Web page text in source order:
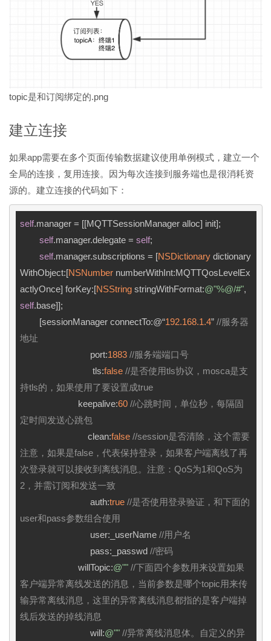
topic是和订阅绑定的.png
建立连接
如果app需要在多个页面传输数据建议使用单例模式，建立一个
全局的连接，复用连接。因为每次连接到服务端也是很消耗资
源的。建立连接的代码如下：
self.manager = [[MQTTSessionManager alloc] init];
self.manager.delegate = self;
self.manager.subscriptions = [NSDictionary dictionary
WithObject:[NSNumber numberWithInt:MQTTQosLevelEx
actlyOnce] forKey:[NSString stringWithFormat:@"%@/#"
self.base]];
        [sessionManager connectTo:@“
192.168.1.4” //服务器
地址
                             port:
1883 //服务端端口号
                              tls:
false //是否使用tls协议，mosca是支
持tls的，如果使用了要设置成true
                        keepalive:
60 //心跳时间，单位秒，每隔固
定时间发送心跳包
                            clean:
false //session是否清除，这个需要
注意，如果是false，代表保持登录，如果客户端离线了再
次登录就可以接收到离线消息。注意：QoS为1和QoS为
2，并需订阅和发送一致
                             auth:
true //是否使用登录验证，和下面的
user和pass参数组合使用
                             user:_userName
//用户名
                             pass:_passwd
//密码
                        willTopic:
@"" //下面四个参数用来设置如果
客户端异常离线发送的消息，当前参数是哪个topic用来传
输异常离线消息，这里的异常离线消息都指的是客户端掉
线后发送的掉线消息
                             will:
@"" //异常离线消息体。自定义的异